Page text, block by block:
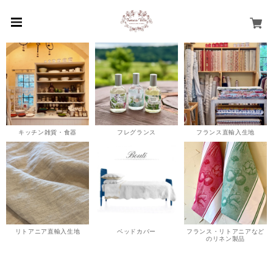
キッチン雑貨・食器 フレグランス フランス直輸入生地
リトアニア直輸入生地 ベッドカバー
フランス・リトアニアなど
のリネン製品